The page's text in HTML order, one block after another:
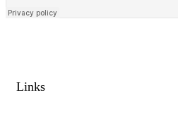
Links​